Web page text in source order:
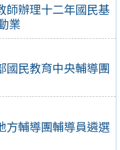
師辦理十二年國民基
業
國民教育中央輔導團
方輔導團輔導員遴選